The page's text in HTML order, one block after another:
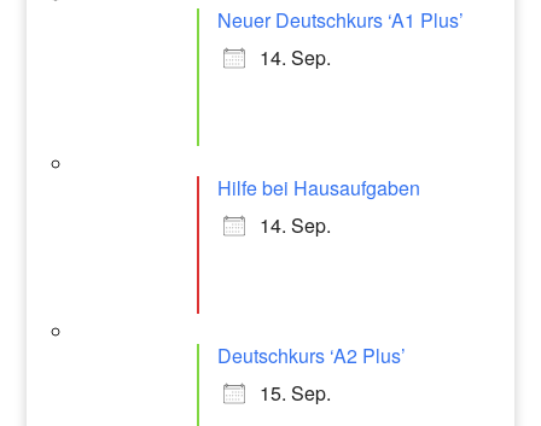
Neuer Deutschkurs ‘A1 Plus’
14. Sep.
Hilfe bei Hausaufgaben
14. Sep.
Deutschkurs ‘A2 Plus’
15. Sep.